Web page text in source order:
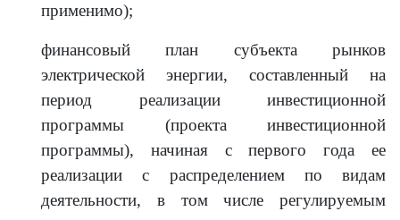
применимо);
финансовый план субъекта рынков
электрической энергии, составленный на
период реализации инвестиционной
программы (проекта инвестиционной
программы), начиная с первого года ее
реализации с распределением по видам
деятельности, в том числе регулируемым